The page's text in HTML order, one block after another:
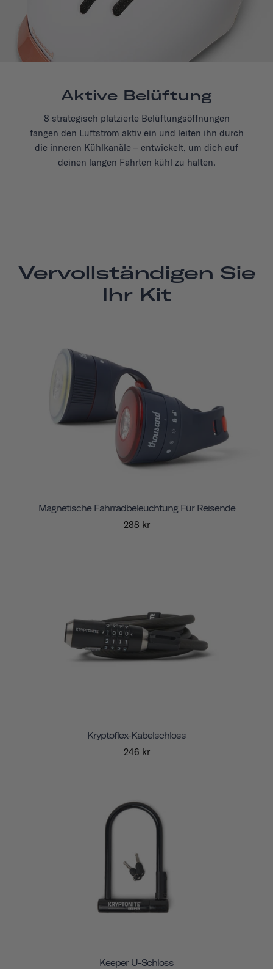
Aktive Belüftung
8 strategisch platzierte Belüftungsöffnungen
fangen den Luftstrom aktiv ein und leiten ihn durch
die inneren Kühlkanäle – entwickelt, um dich auf
deinen langen Fahrten kühl zu halten.
Vervollständigen Sie
Ihr Kit
Magnetische Fahrradbeleuchtung Für Reisende
288 kr
Kryptoflex-Kabelschloss
246 kr
Keeper U-Schloss